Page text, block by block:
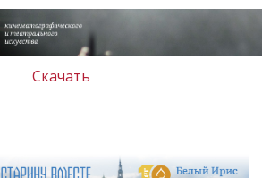
Скачать